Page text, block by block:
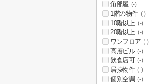
角部屋 (-)
1階の物件 (-)
10階以上 (-)
20階以上 (-)
ワンフロア (-)
高層ビル (-)
飲食店可 (-)
居抜物件 (-)
個別空調 (-)